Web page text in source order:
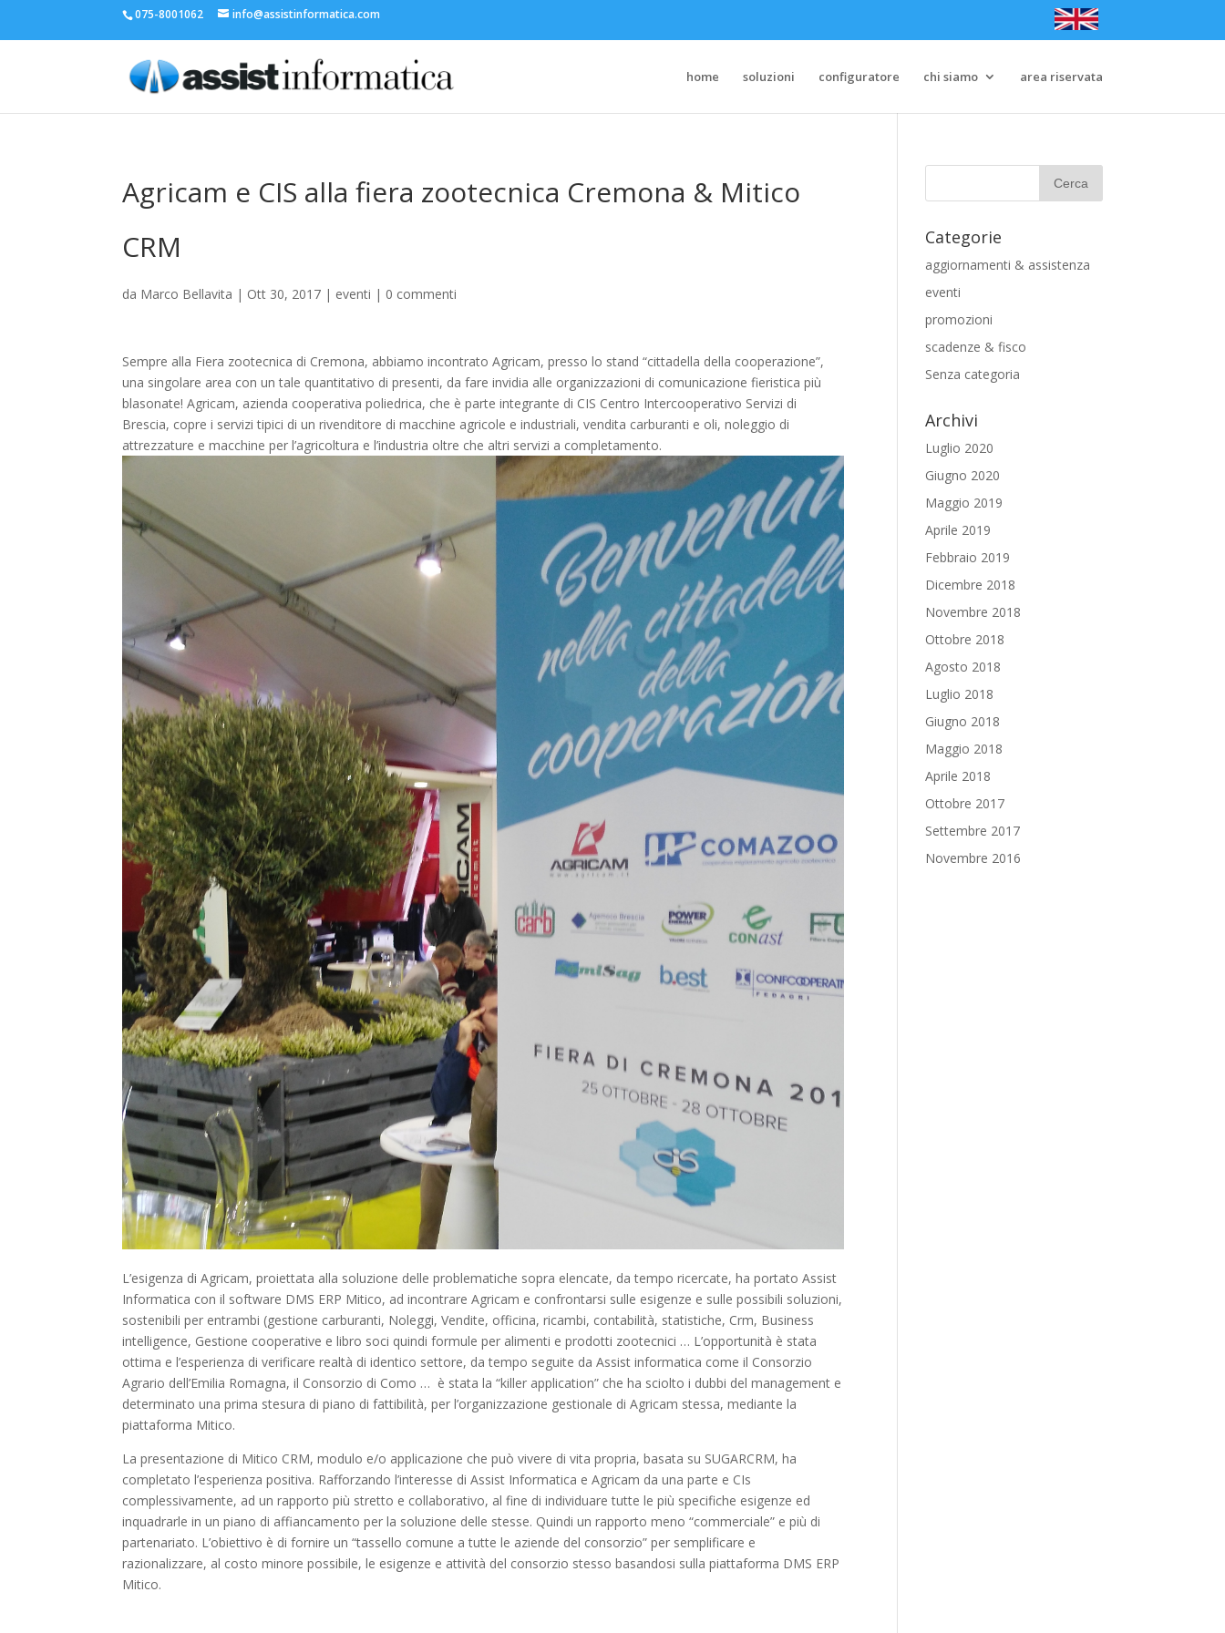
075-8001062 info@assistinformatica.com
home soluzioni configuratore chi siamo area riservata
Agricam e CIS alla fiera zootecnica Cremona & Mitico
CRM
da Marco Bellavita | Ott 30, 2017 | eventi | 0 commenti
Sempre alla Fiera zootecnica di Cremona, abbiamo incontrato Agricam, presso lo stand “cittadella della cooperazione”,
una singolare area con un tale quantitativo di presenti, da fare invidia alle organizzazioni di comunicazione fieristica più
blasonate! Agricam, azienda cooperativa poliedrica, che è parte integrante di CIS Centro Intercooperativo Servizi di
Brescia, copre i servizi tipici di un rivenditore di macchine agricole e industriali, vendita carburanti e oli, noleggio di
attrezzature e macchine per l’agricoltura e l’industria oltre che altri servizi a completamento.
L’esigenza di Agricam, proiettata alla soluzione delle problematiche sopra elencate, da tempo ricercate, ha portato Assist
Informatica con il software DMS ERP Mitico, ad incontrare Agricam e confrontarsi sulle esigenze e sulle possibili soluzioni,
sostenibili per entrambi (gestione carburanti, Noleggi, Vendite, officina, ricambi, contabilità, statistiche, Crm, Business
intelligence, Gestione cooperative e libro soci quindi formule per alimenti e prodotti zootecnici … L’opportunità è stata
ottima e l’esperienza di verificare realtà di identico settore, da tempo seguite da Assist informatica come il Consorzio
Agrario dell’Emilia Romagna, il Consorzio di Como … è stata la “killer application” che ha sciolto i dubbi del management e
determinato una prima stesura di piano di fattibilità, per l’organizzazione gestionale di Agricam stessa, mediante la
piattaforma Mitico.
La presentazione di Mitico CRM, modulo e/o applicazione che può vivere di vita propria, basata su SUGARCRM, ha
completato l’esperienza positiva. Rafforzando l’interesse di Assist Informatica e Agricam da una parte e CIs
complessivamente, ad un rapporto più stretto e collaborativo, al fine di individuare tutte le più specifiche esigenze ed
inquadrarle in un piano di affiancamento per la soluzione delle stesse. Quindi un rapporto meno “commerciale” e più di
partenariato. L’obiettivo è di fornire un “tassello comune a tutte le aziende del consorzio” per semplificare e
razionalizzare, al costo minore possibile, le esigenze e attività del consorzio stesso basandosi sulla piattaforma DMS ERP
Mitico.
Categorie
aggiornamenti & assistenza
eventi
promozioni
scadenze & fisco
Senza categoria
Archivi
Luglio 2020
Giugno 2020
Maggio 2019
Aprile 2019
Febbraio 2019
Dicembre 2018
Novembre 2018
Ottobre 2018
Agosto 2018
Luglio 2018
Giugno 2018
Maggio 2018
Aprile 2018
Ottobre 2017
Settembre 2017
Novembre 2016